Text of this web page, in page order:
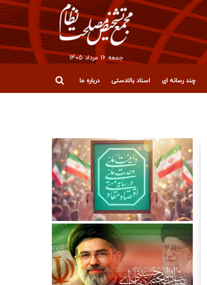
جمعه ۱۶ مرداد ۱۴۰۵
چند رسانه ای اسناد بالادستی درباره ما